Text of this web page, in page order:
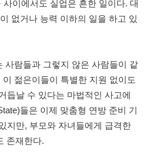
사이에서도 실업은 흔한 일이다. 대
없거나 능력 이하의 일을 하고 있
사람들과 그렇지 않은 사람들이 같
이 젊은이들이 특별한 지원 없이도
듭날 수 있다는 마법적인 사고에
들은 이제 맞춤형 연방 준비 기
지만, 부모와 자녀들에게 급격한
존재한다.